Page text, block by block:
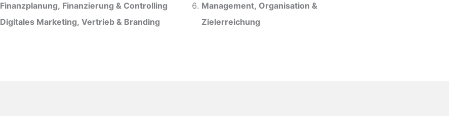
Finanzplanung, Finanzierung & Controlling
Digitales Marketing, Vertrieb & Branding
Management, Organisation &
Zielerreichung